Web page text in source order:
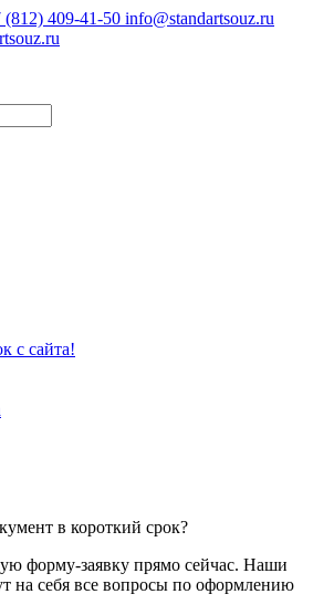
(812) 409-41-50 info@standartsouz.ru
с сайта!
в короткий срок?
форму-заявку прямо сейчас. Наши
на себя все вопросы по оформлению